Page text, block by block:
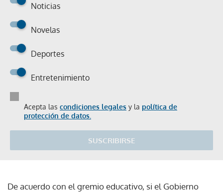
Noticias
Novelas
Deportes
Entretenimiento
Acepta las condiciones legales y la política de
protección de datos.
SUSCRIBIRSE
De acuerdo con el gremio educativo, si el Gobierno